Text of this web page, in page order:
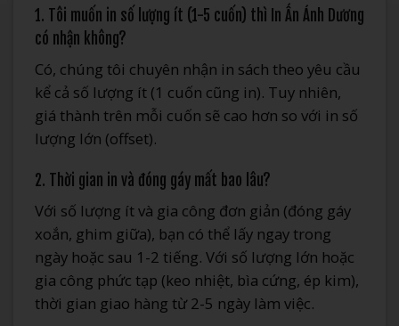
1. Tôi muốn in số lượng ít (1-5 cuốn) thì In Ấn Ánh Dương
có nhận không?
Có, chúng tôi chuyên nhận in sách theo yêu cầu
kể cả số lượng ít (1 cuốn cũng in). Tuy nhiên,
giá thành trên mỗi cuốn sẽ cao hơn so với in số
lượng lớn (offset).
2. Thời gian in và đóng gáy mất bao lâu?
Với số lượng ít và gia công đơn giản (đóng gáy
xoắn, ghim giữa), bạn có thể lấy ngay trong
ngày hoặc sau 1-2 tiếng. Với số lượng lớn hoặc
gia công phức tạp (keo nhiệt, bìa cứng, ép kim),
thời gian giao hàng từ 2-5 ngày làm việc.